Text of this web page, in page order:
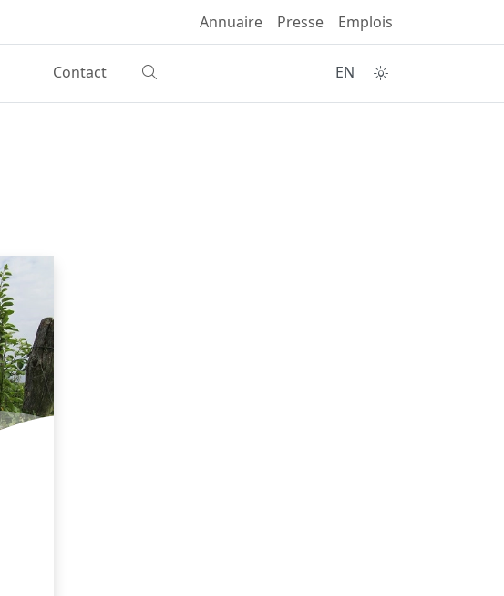
Annuaire Presse Emplois
Contact EN